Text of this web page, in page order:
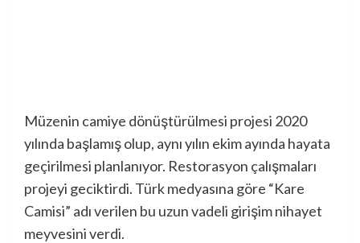
Müzenin camiye dönüştürülmesi projesi 2020
yılında başlamış olup, aynı yılın ekim ayında hayata
geçirilmesi planlanıyor. Restorasyon çalışmaları
projeyi geciktirdi. Türk medyasına göre “Kare
Camisi” adı verilen bu uzun vadeli girişim nihayet
meyvesini verdi.